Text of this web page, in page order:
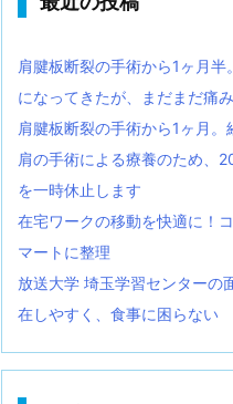
肩腱板断裂の手術から1ヶ月
になってきたが、まだまだ痛
肩腱板断裂の手術から1ヶ月
肩の手術による療養のため、
を一時休止します
在宅ワークの移動を快適に！
マートに整理
放送大学 埼玉学習センターの
在しやすく、食事に困らない